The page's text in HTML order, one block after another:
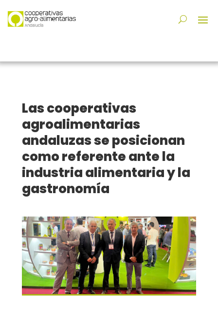
Las cooperativas
agroalimentarias
andaluzas se posicionan
como referente ante la
industria alimentaria y la
gastronomía